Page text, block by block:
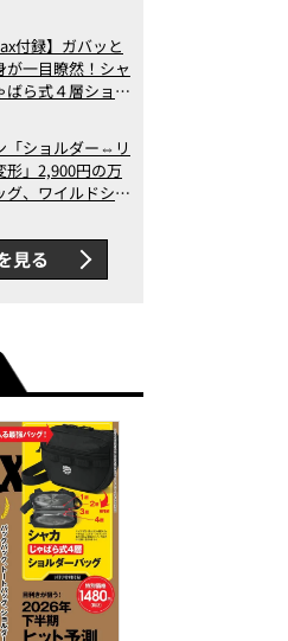
付録】ガバッと
が一目瞭然！シャ
ばら式４層ショル
「ショルダー⇔リ
形」2,900円の万
グ、ワイルドシン
日バッグの人気
グベスト3】
版）
見る